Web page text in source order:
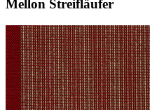
Mellon Streifläufer